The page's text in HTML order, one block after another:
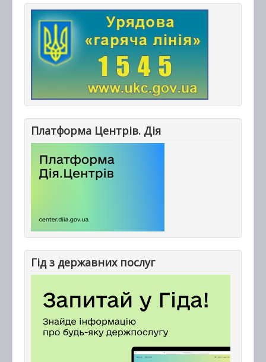
Платформа Центрів. Дія
Гід з державних послуг